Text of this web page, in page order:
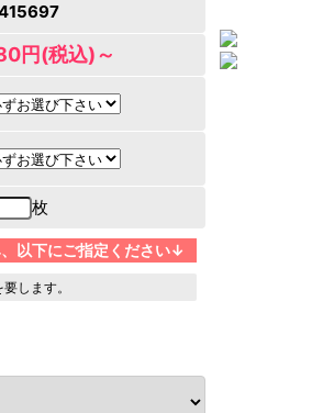
円(税込)～
枚
以下にご指定ください↓
します。